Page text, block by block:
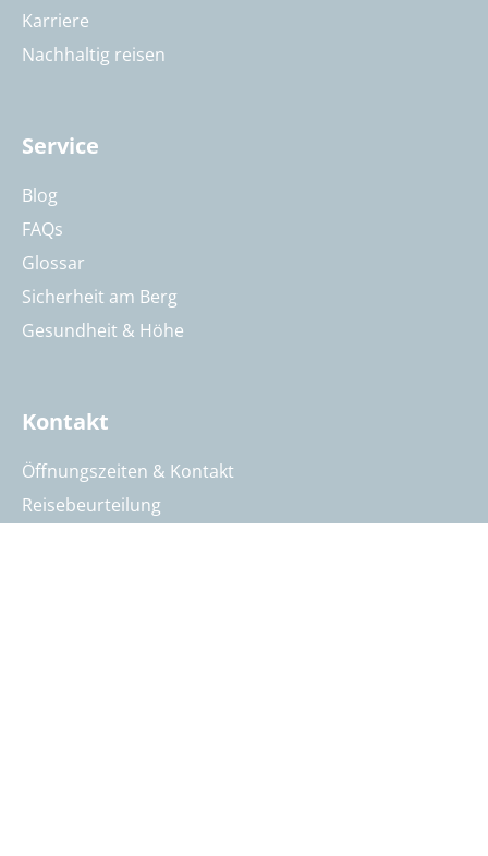
Karriere
Nachhaltig reisen
Service
Blog
FAQs
Glossar
Sicherheit am Berg
Gesundheit & Höhe
Kontakt
Öffnungszeiten & Kontakt
Reisebeurteilung